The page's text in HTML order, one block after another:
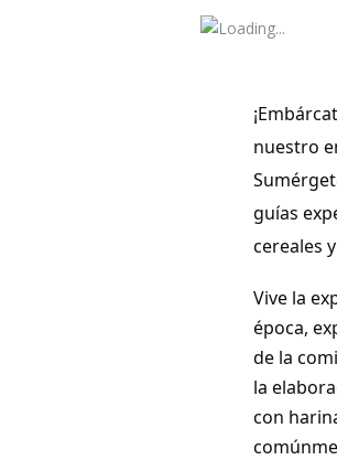
nuestro
guías
cereales
Vive la
época,
de la
la
con